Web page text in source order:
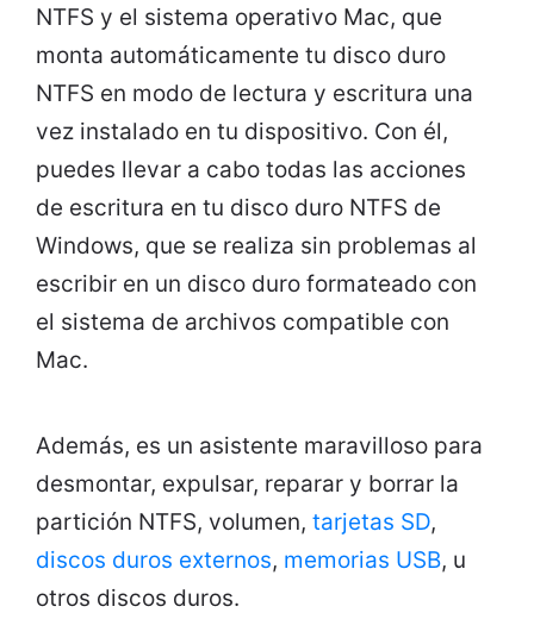
NTFS y el sistema operativo Mac, que
monta automáticamente tu disco duro
NTFS en modo de lectura y escritura una
vez instalado en tu dispositivo. Con él,
puedes llevar a cabo todas las acciones
de escritura en tu disco duro NTFS de
Windows, que se realiza sin problemas al
escribir en un disco duro formateado con
el sistema de archivos compatible con
Mac.
Además, es un asistente maravilloso para
desmontar, expulsar, reparar y borrar la
partición NTFS, volumen, tarjetas SD,
discos duros externos, memorias USB, u
otros discos duros.